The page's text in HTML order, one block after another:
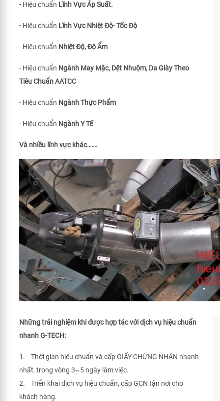
-Hiệu chuẩn Lĩnh Vực Áp Suất.
-Hiệu chuẩn Lĩnh Vực Nhiệt Độ- Tốc Độ
- Hiệu chuẩn Nhiệt Độ, Độ Ẩm
- Hiệu chuẩn Ngành May Mặc, Dệt Nhuộm, Da Giày Theo
Tiêu ChuẩnAATCC
- Hiệu chuẩn Ngành Thực Phẩm
- Hiệu chuẩn Ngành Y Tế
Và nhiều lĩnh vực khác…….
Những trải nghiệm khi được hợp tác với dịch vụ hiệu chuẩn
nhanh G-TECH:
1. Thời gian hiệu chuẩn và cấp GIẤY CHỨNG NHẬN nhanh
nhất, trong vòng 3~5 ngày làm việc.
2. Triển khai dịch vụ hiệu chuẩn, cấp GCN tận nơi cho
khách hàng.